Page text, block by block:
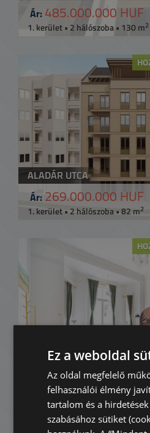
Ár: 485.000.000 HUF
1. kerület • 2 hálószoba • 130 m2
ALADÁR UTCA
Ár: 269.000.000 HUF
1. kerület • 2 hálószoba • 82 m2
FŐ UTCA (LÁNCHÍDNÁL)
168.800.000 HUF
1. kerület • 2 hálószoba • 94 m2
Ez a weboldal
Az oldal megfelelő
felhasználói élmény
tartalom és a
szabásához sütiket